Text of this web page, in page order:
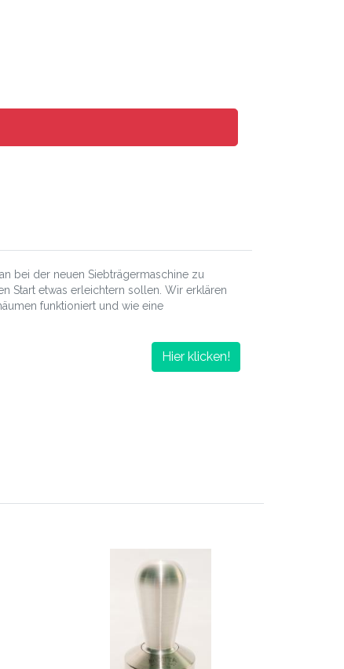
bei der neuen Siebträgermaschine zu
Start etwas erleichtern sollen. Wir erklären
funktioniert und wie eine
Hier klicken!